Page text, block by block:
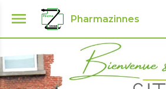
menu Pharmazinnes